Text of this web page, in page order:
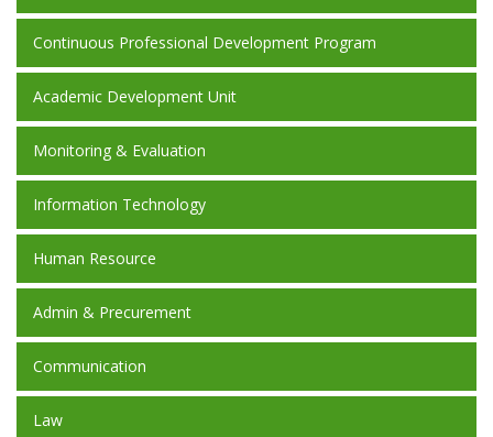
Continuous Professional Development Program
Academic Development Unit
Monitoring & Evaluation
Information Technology
Human Resource
Admin & Precurement
Communication
Law